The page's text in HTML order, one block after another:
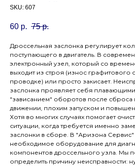
SKU: 607
60 р. 75 р.
Дроссельная заслонка регулирует
поступающего в двигатель. В
электронный узел, который со
выходит из строя (износ графитового
проводке) или просто закисает.
заслонка проявляет себя
"зависанием" оборотов после сброса
движении, плохим запуском и
Хотя во многих случаях помогает
ситуации, когда требуется именно
заслонки в сборе. В "Аризона Сервис"
необходимое оборудование для
компонентов дроссельного узла. Мы
определить причину неисправности: